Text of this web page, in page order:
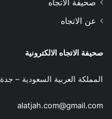
صحيفة الاتجاه
عن الاتجاه
صحيفة الاتجاه الالكترونية
المملكة العربية السعودية – جدة
alatjah.com@gmail.com